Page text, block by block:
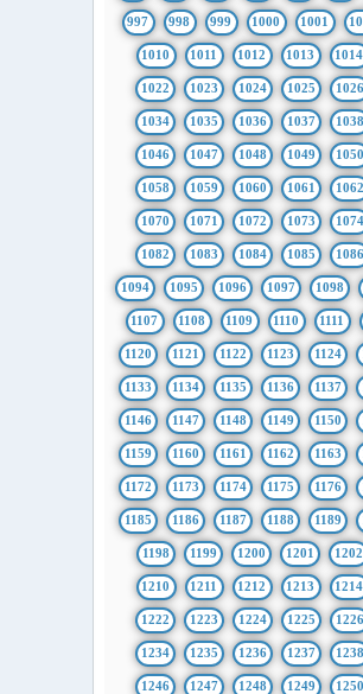
997 998 999 1000 1001
1010 1011 1012 1013 1014
1022 1023 1024 1025 1026
1034 1035 1036 1037 1038
1046 1047 1048 1049 1050
1058 1059 1060 1061 1062
1070 1071 1072 1073 1074
1082 1083 1084 1085 1086
1094 1095 1096 1097 1098
1107 1108 1109 1110 1111
1120 1121 1122 1123 1124
1133 1134 1135 1136 1137
1146 1147 1148 1149 1150
1159 1160 1161 1162 1163
1172 1173 1174 1175 1176
1185 1186 1187 1188 1189
1198 1199 1200 1201 1202
1210 1211 1212 1213 1214
1222 1223 1224 1225 1226
1234 1235 1236 1237 1238
1246 1247 1248 1249 1250